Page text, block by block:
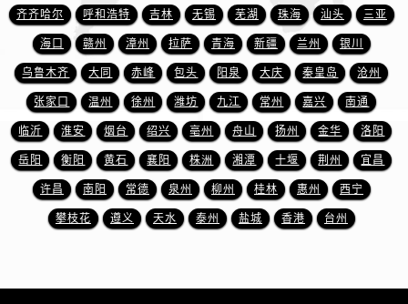
安徽省芜湖市镜湖区中山路步行街萧邦售后服务中心（需提前预约）
安徽省宣城市宣州区叠嶂西路萧邦售后服务中心（需提前预约）
福建省龙岩市新罗区九一南路萧邦售后服务中心（需提前预约）
福建省南平市建阳区人民西路萧邦售后服务中心（需提前预约）
福建省宁德市蕉城区天湖东路萧邦售后服务中心（需提前预约）
福建省莆田市城厢区霞林街道荔华东大道萧邦售后服务中心（需提前预约）
福建省三明市三元区东乾二路萧邦售后服务中心（需提前预约）
福建省漳州市龙文区步港路萧邦售后服务中心（需提前预约）
齐齐哈尔 呼和浩特 吉林 无锡 芜湖 珠海 汕头 三亚
海口 赣州 漳州 拉萨 青海 新疆 兰州 银川
乌鲁木齐 大同 赤峰 包头 阳泉 大庆 秦皇岛 沧州
张家口 温州 徐州 潍坊 九江 常州 嘉兴 南通
临沂 淮安 烟台 绍兴 亳州 舟山 扬州 金华 洛阳
岳阳 衡阳 黄石 襄阳 株洲 湘潭 十堰 荆州 宜昌
许昌 南阳 常德 泉州 柳州 桂林 惠州 西宁
攀枝花 遵义 天水 泰州 盐城 香港 台州